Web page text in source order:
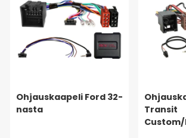
Ohjauskaapeli Ford 32-
nasta
Transit